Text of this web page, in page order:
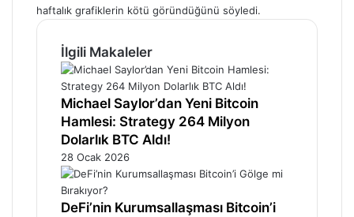
haftalık grafiklerin kötü göründüğünü söyledi.
İlgili Makaleler
Michael Saylor’dan Yeni Bitcoin
Hamlesi: Strategy 264 Milyon
Dolarlık BTC Aldı!
28 Ocak 2026
DeFi’nin Kurumsallaşması Bitcoin’i